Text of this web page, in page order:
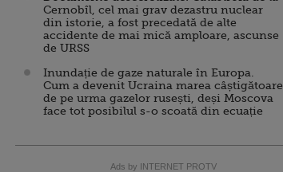
Cernobîl, cel mai grav dezastru nuclear
din istorie, a fost precedată de alte
accidente de mai mică amploare, ascunse
de URSS
Inundație de gaze naturale în Europa.
Cum a devenit Ucraina marea câștigătoare
de pe urma gazelor rusești, deși Moscova
face tot posibilul s-o scoată din ecuație
Ads by INTERNET PROTV